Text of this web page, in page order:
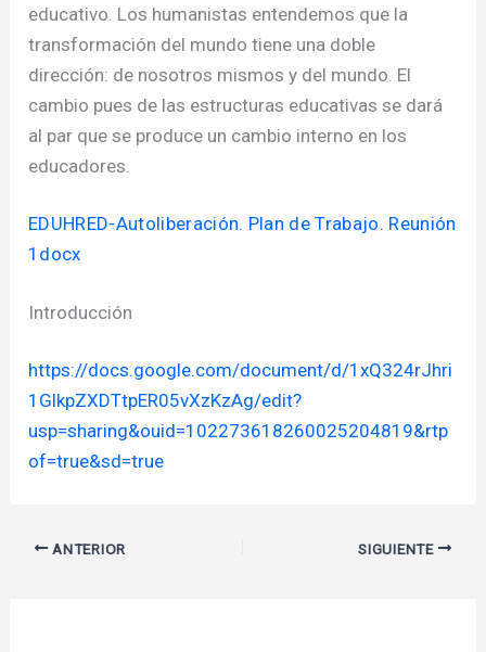
educativo. Los humanistas entendemos que la
transformación del mundo tiene una doble
dirección: de nosotros mismos y del mundo. El
cambio pues de las estructuras educativas se dará
al par que se produce un cambio interno en los
educadores.
EDUHRED-Autoliberación. Plan de Trabajo. Reunión
1docx
Introducción
https://docs.google.com/document/d/1xQ324rJhri
1GlkpZXDTtpER05vXzKzAg/edit?
usp=sharing&ouid=102273618260025204819&rtp
of=true&sd=true
ANTERIOR SIGUIENTE